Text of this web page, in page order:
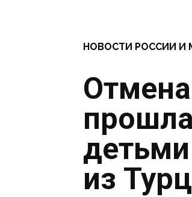
НОВОСТИ РОССИИ И
из